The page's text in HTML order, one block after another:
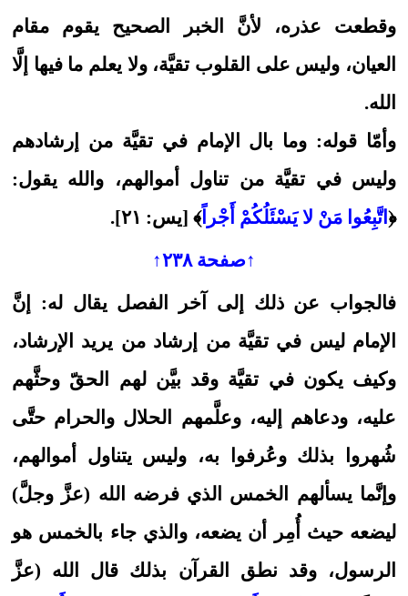
وقطعت عذره، لأنَّ الخبر الصحيح يقوم مقام
العيان، وليس على القلوب تقيَّة، ولا يعلم ما فيها إلَّا
الله.
وأمّا قوله: وما بال الإمام في تقيَّة من إرشادهم
وليس في تقيَّة من تناول أموالهم، والله يقول:
﴿اتَّبِعُوا مَنْ لا يَسْئَلُكُمْ أَجْراً﴾ [يس: ٢١].
↑صفحة ٢٣٨↑
فالجواب عن ذلك إلى آخر الفصل يقال له: إنَّ
الإمام ليس في تقيَّة من إرشاد من يريد الإرشاد،
وكيف يكون في تقيَّة وقد بيَّن لهم الحقّ وحثَّهم
عليه، ودعاهم إليه، وعلَّمهم الحلال والحرام حتَّى
شُهروا بذلك وعُرفوا به، وليس يتناول أموالهم،
وإنَّما يسألهم الخمس الذي فرضه الله (عزَّ وجلَّ)
ليضعه حيث أُمِر أن يضعه، والذي جاء بالخمس هو
الرسول، وقد نطق القرآن بذلك قال الله (عزَّ